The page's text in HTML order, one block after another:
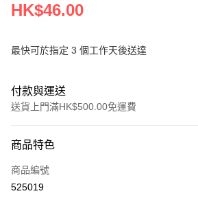
HK$46.00
最快可於指定 3 個工作天後送達
付款與運送
送貨上門滿HK$500.00免運費
信用卡
AlipayHK
商品特色
商品編號
525019